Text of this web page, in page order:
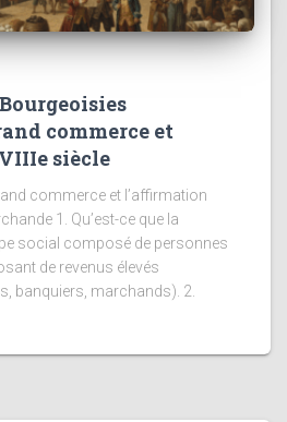
commerce et
siècle
commerce et l’affirmation
1. Qu’est-ce que la
social composé de personnes
de revenus élevés
banquiers, marchands). 2.